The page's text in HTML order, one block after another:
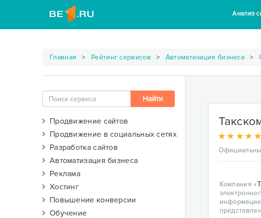
Анализ
Главная Рейтинг сервисов Автоматизация бизнеса
Продвижение сайтов
Продвижение в социальных сетях
Разработка сайтов
Автоматизация бизнеса
Реклама
Хостинг
Повышение конверсии
Обучение
Компания «